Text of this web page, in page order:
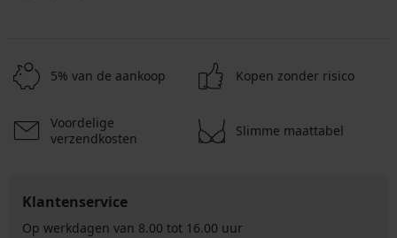
5% van de aankoop Kopen zonder risico
Voordelige
verzendkosten
Slimme maattabel
Klantenservice
Op werkdagen van 8.00 tot 16.00 uur